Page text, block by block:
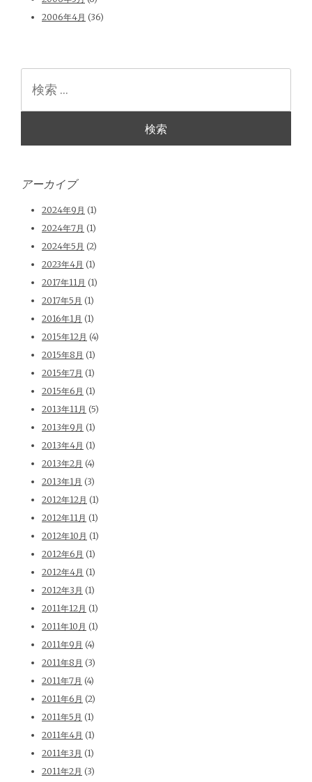
2006年4月 (36)
アーカイブ
2024年9月 (1)
2024年7月 (1)
2024年5月 (2)
2023年4月 (1)
2017年11月 (1)
2017年5月 (1)
2016年1月 (1)
2015年12月 (4)
2015年8月 (1)
2015年7月 (1)
2015年6月 (1)
2013年11月 (5)
2013年9月 (1)
2013年4月 (1)
2013年2月 (4)
2013年1月 (3)
2012年12月 (1)
2012年11月 (1)
2012年10月 (1)
2012年6月 (1)
2012年4月 (1)
2012年3月 (1)
2011年12月 (1)
2011年10月 (1)
2011年9月 (4)
2011年8月 (3)
2011年7月 (4)
2011年6月 (2)
2011年5月 (1)
2011年4月 (1)
2011年3月 (1)
2011年2月 (3)